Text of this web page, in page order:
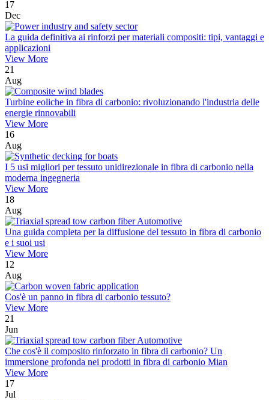
17
Dec
La guida definitiva ai rinforzi per materiali compositi: tipi, vantaggi e
applicazioni
View More
21
Aug
Turbine eoliche in fibra di carbonio: rivoluzionando l'industria delle
energie rinnovabili
View More
16
Aug
I 5 usi migliori per tessuto unidirezionale in fibra di carbonio nella
moderna ingegneria
View More
18
Aug
Una guida completa per la diffusione del tessuto in fibra di carbonio
e i suoi usi
View More
12
Aug
Cos'è un panno in fibra di carbonio tessuto?
View More
21
Jun
Che cos'è il composito rinforzato in fibra di carbonio? Un
immersione profonda nei prodotti in fibra di carbonio Mian
View More
17
Jul